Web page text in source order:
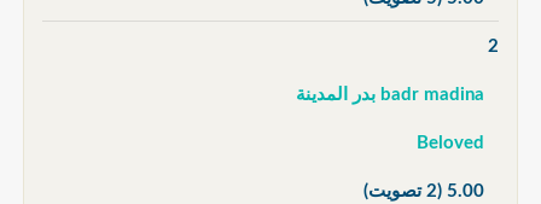
2
badr madina بدر المدينة
Beloved
5.00 (2 تصويت)